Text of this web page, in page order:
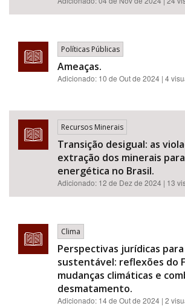
Políticas Públicas
Ameaças.
Adicionado: 10 de Out de 2024 | 4
Recursos Minerais
Transição desigual: as
extração dos minerais
energética no Brasil.
Adicionado: 12 de Dez de 2024 | 13
Clima
Perspectivas jurídicas
sustentável: reflexões do
mudanças climáticas e
desmatamento.
Adicionado: 14 de Out de 2024 | 2